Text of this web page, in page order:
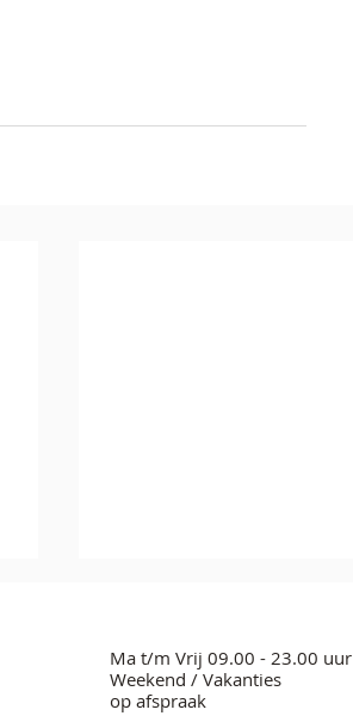
Ma t/m Vrij 09.00 - 23.00 uur
Weekend / Vakanties
op afspraak